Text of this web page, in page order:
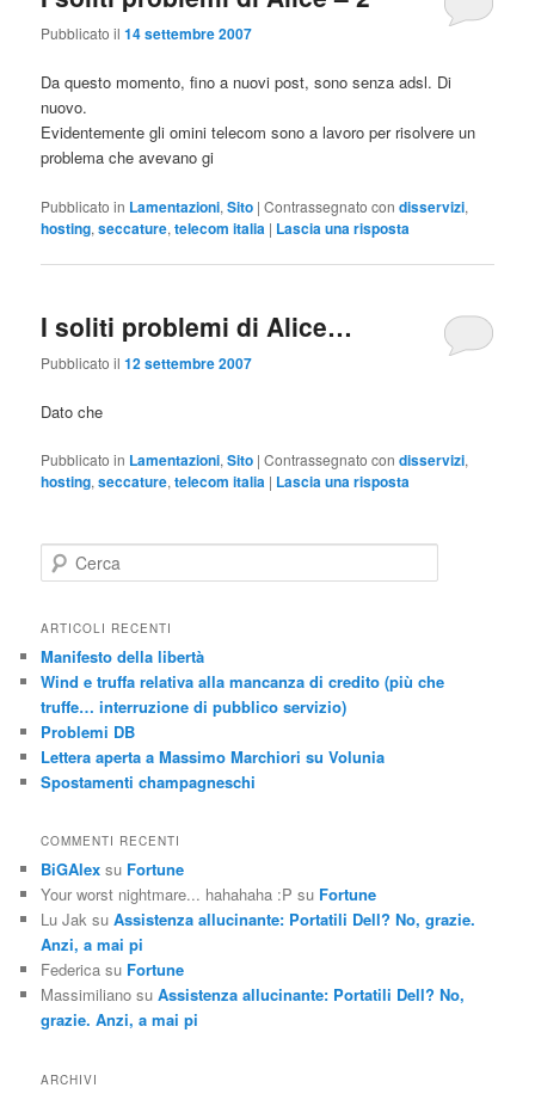
Pubblicato il14 settembre 2007
Da questo momento, fino a nuovi post, sono senza adsl. Di
nuovo.
Evidentemente gli omini telecom sono a lavoro per risolvere un
problema che avevano gi
Pubblicato in Lamentazioni,Sito |Contrassegnato con disservizi,
hosting,seccature,telecom italia | Lascia una risposta
I soliti problemi di Alice…
Pubblicato il12 settembre 2007
Dato che
Pubblicato in Lamentazioni,Sito |Contrassegnato con disservizi,
hosting,seccature,telecom italia | Lascia una risposta
e
c
ARTICOLI RECENTI
Manifesto della libertà
Wind e truffa relativa alla mancanza di credito (più che
truffe… interruzione di pubblico servizio)
Problemi DB
Lettera aperta a Massimo Marchiori su Volunia
Spostamenti champagneschi
COMMENTI RECENTI
BiGAlex su Fortune
Your worst nightmare... hahahaha :P su Fortune
Lu Jak suAssistenza allucinante: Portatili Dell? No, grazie.
Anzi, a mai pi
Federica su Fortune
Massimiliano suAssistenza allucinante: Portatili Dell? No,
grazie. Anzi, a mai pi
ARCHIVI